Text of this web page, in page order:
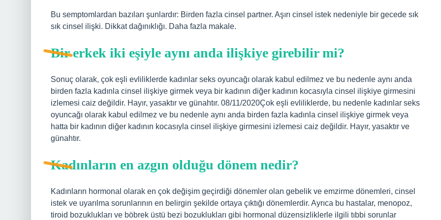
Bu semptomlardan bazıları şunlardır: Birden fazla cinsel partner. Aşırı cinsel istek nedeniyle bir gecede sık
sık cinsel ilişki. Dikkat dağınıklığı. Daha fazla makale.
Bir erkek iki eşiyle aynı anda ilişkiye girebilir mi?
Sonuç olarak, çok eşli evliliklerde kadınlar seks oyuncağı olarak kabul edilmez ve bu nedenle aynı anda
birden fazla kadınla cinsel ilişkiye girmek veya bir kadının diğer kadının kocasıyla cinsel ilişkiye girmesini
izlemesi caiz değildir. Hayır, yasaktır ve günahtır. 08/11/2020Çok eşli evliliklerde, bu nedenle kadınlar seks
oyuncağı olarak kabul edilmez ve bu nedenle aynı anda birden fazla kadınla cinsel ilişkiye girmek veya
hatta bir kadının diğer kadının kocasıyla cinsel ilişkiye girmesini izlemesi caiz değildir. Hayır, yasaktır ve
günahtır.
Kadınların en azgın olduğu dönem nedir?
Kadınların hormonal olarak en çok değişim geçirdiği dönemler olan gebelik ve emzirme dönemleri, cinsel
istek ve uyarılma sorunlarının en belirgin şekilde ortaya çıktığı dönemlerdir. Ayrıca bu hastalar, menopoz,
tiroid bozuklukları ve böbrek üstü bezi bozuklukları gibi hormonal düzensizliklerle ilgili tıbbi sorunlar